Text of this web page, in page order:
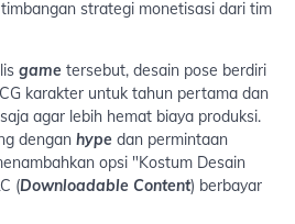
strategi monetisasi dari tim
game tersebut, desain pose berdiri
karakter untuk tahun pertama dan
agar lebih hemat biaya produksi.
dengan hype dan permintaan
opsi "Kostum Desain
(Downloadable Content) berbayar